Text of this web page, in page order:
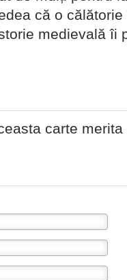
că o
medievală îi
carte